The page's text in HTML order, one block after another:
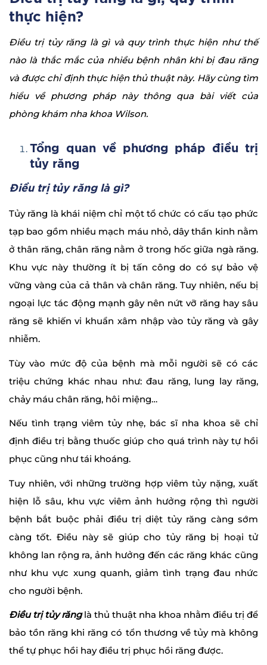
thực hiện?
Điều trị tủy răng là gì và quy trình thực hiện như thế
nào là thắc mắc của nhiều bệnh nhân khi bị đau răng
và được chỉ định thực hiện thủ thuật này. Hãy cùng tìm
hiểu về phương pháp này thông qua bài viết của
phòng khám nha khoa Wilson.
Tổng quan về phương pháp điều trị
tủy răng
Điều trị tủy răng là gì?
Tủy răng là khái niệm chỉ một tổ chức có cấu tạo phức
tạp bao gồm nhiều mạch máu nhỏ, dây thần kinh nằm
ở thân răng, chân răng nằm ở trong hốc giữa ngà răng.
Khu vực này thường ít bị tấn công do có sự bảo vệ
vững vàng của cả thân và chân răng. Tuy nhiên, nếu bị
ngoại lực tác động mạnh gây nên nứt vỡ răng hay sâu
răng sẽ khiến vi khuẩn xâm nhập vào tủy răng và gây
nhiễm.
Tùy vào mức độ của bệnh mà mỗi người sẽ có các
triệu chứng khác nhau như: đau răng, lung lay răng,
chảy máu chân răng, hôi miệng…
Nếu tình trạng viêm tủy nhẹ, bác sĩ nha khoa sẽ chỉ
định điều trị bằng thuốc giúp cho quá trình này tự hồi
phục cũng như tái khoáng.
Tuy nhiên, với những trường hợp viêm tủy nặng, xuất
hiện lỗ sâu, khu vực viêm ảnh hưởng rộng thì người
bệnh bắt buộc phải điều trị diệt tủy răng càng sớm
càng tốt. Điều này sẽ giúp cho tủy răng bị hoại tử
không lan rộng ra, ảnh hưởng đến các răng khác cũng
như khu vực xung quanh, giảm tình trạng đau nhức
cho người bệnh.
Điều trị tủy rănglà thủ thuật nha khoa nhằm điều trị để
bảo tồn răng khi răng có tổn thương về tủy mà không
thể tự phục hồi hay điều trị phục hồi răng được.